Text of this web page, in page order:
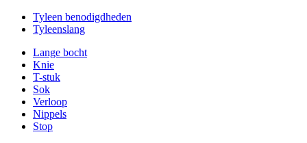
Tyleen benodigdheden
Tyleenslang
Lange bocht
Knie
T-stuk
Sok
Verloop
Nippels
Stop